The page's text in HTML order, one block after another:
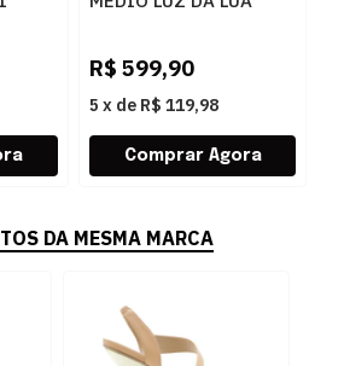
R$ 599,90
5 x de R$ 119,98
DA MESMA MARCA